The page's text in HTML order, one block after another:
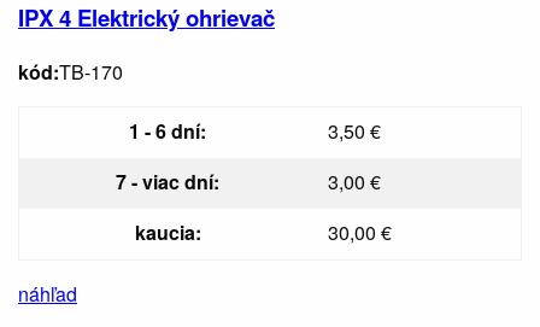
IPX 4 Elektrický ohrievač
kód:TB-170
1 - 6 dní:
3,50 €
7 - viac dní:
3,00 €
kaucia:
30,00 €
náhľad